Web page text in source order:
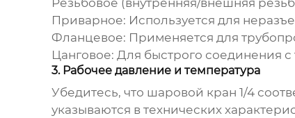
Резьбовое (внутренняя/внешняя
Приварное: Используется для
Фланцевое: Применяется для
Цанговое: Для быстрого соединения с
3. Рабочее давление и температура
Убедитесь, что шаровой кран 1/4
указываются в технических